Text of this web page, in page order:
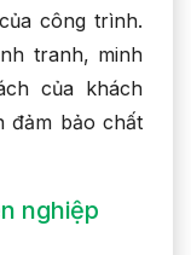
công trình.
tranh, minh
của khách
đảm bảo chất
nghiệp